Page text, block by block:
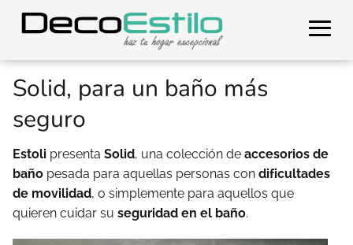
Solid, para un baño más
seguro
Estoli presenta Solid, una colección de accesorios de
baño pesada para aquellas personas con dificultades
de movilidad, o simplemente para aquellos que
quieren cuidar su seguridad en el baño.